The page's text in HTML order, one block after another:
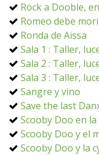
Rock a Dooble,
Romeo debe
Ronda de Aissa
Sala 1 : Taller,
Sala 2 : Taller,
Sala 3 : Taller,
Sangre y vino
Save the last
Scooby Doo en
Scooby Doo y el
Scooby Doo y la